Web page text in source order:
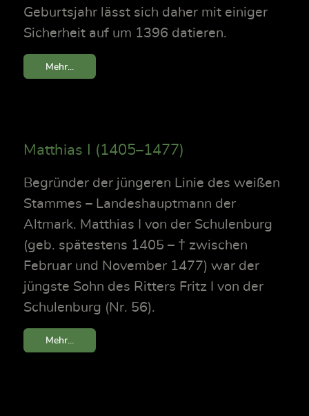
Geburtsjahr lässt sich daher mit einiger
Sicherheit auf um 1396 datieren.
Mehr...
Matthias I (1405–1477)
Begründer der jüngeren Linie des weißen
Stammes – Landeshauptmann der
Altmark. Matthias I von der Schulenburg
(geb. spätestens 1405 – † zwischen
Februar und November 1477) war der
jüngste Sohn des Ritters Fritz I von der
Schulenburg (Nr. 56).
Mehr...